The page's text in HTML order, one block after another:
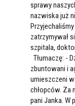
sprawy
nazwiska już
zatrzymywał
szpitala,
Tłumaczę: -
zbuntowani i
umieszczeni
chłopców. Za
pani Janka. W